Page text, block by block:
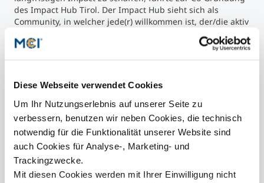
Diese Webseite verwendet Cookies
Um Ihr Nutzungserlebnis auf unserer Seite zu
verbessern, benutzen wir neben Cookies, die technisch
notwendig für die Funktionalität unserer Website sind
auch Cookies für Analyse-, Marketing- und
Trackingzwecke.
Mit diesen Cookies werden mit Ihrer Einwilligung nicht
des Impact Hub Tirol. Der Impact Hub sieht sich als
Community, in welcher jede(r) willkommen ist, der/die aktiv
über Zukünfte nachdenken und diese auch aktiv
mitgestalten will. Das kann in Form einer Unternehmens-,
Dann nutzen Sie den Link auf der rechten Seite.
Verena Nagl